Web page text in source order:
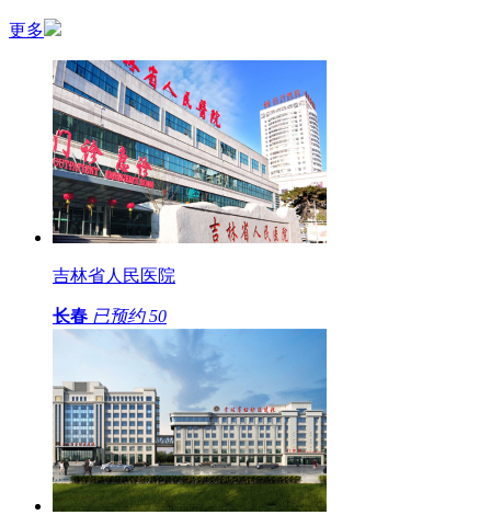
更多
吉林省人民医院
长春 已预约 50